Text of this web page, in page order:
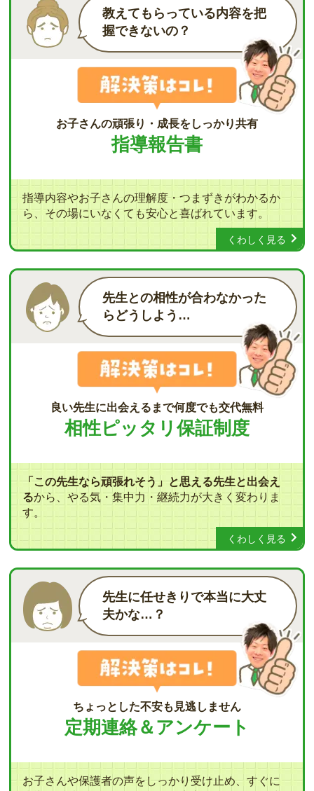
教えてもらっている内容を把
握できないの？
お子さんの頑張り・成長をしっかり共有
指導報告書
指導内容やお子さんの理解度・つまずきがわかるか
ら、その場にいなくても安心と喜ばれています。
くわしく見る
先生との相性が合わなかった
らどうしよう…
良い先生に出会えるまで何度でも交代無料
相性ピッタリ保証制度
「この先生なら頑張れそう」と思える先生と出会え
るから、やる気・集中力・継続力が大きく変わりま
す。
くわしく見る
先生に任せきりで本当に大丈
夫かな…？
ちょっとした不安も見逃しません
定期連絡＆アンケート
お子さんや保護者の声をしっかり受け止め、すぐに